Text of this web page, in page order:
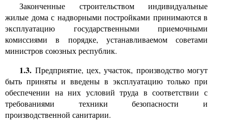
Законченные строительством индивидуальные
жилые дома с надворными постройками принимаются в
эксплуатацию государственными приемочными
комиссиями в порядке, устанавливаемом советами
министров союзных республик.
1.3. Предприятие, цех, участок, производство могут
быть приняты и введены в эксплуатацию только при
обеспечении на них условий труда в соответствии с
требованиями техники безопасности и
производственной санитарии.